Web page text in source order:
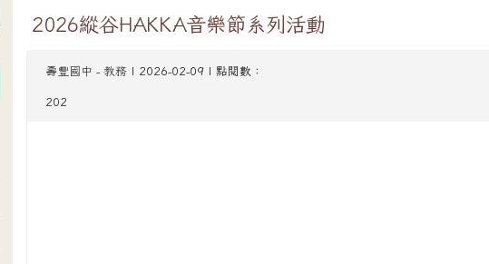
2026縱谷HAKKA音樂節系列活動
壽豐國中 - 教務| 2026-02-09 | 點閱數：
202